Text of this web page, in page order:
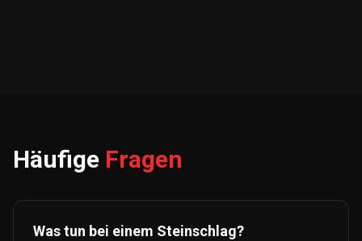
Häufige Fragen
Was tun bei einem Steinschlag?